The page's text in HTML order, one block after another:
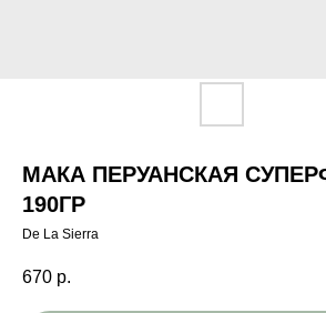
МАКА ПЕРУАНСКАЯ
190ГР
De La Sierra
670 р.